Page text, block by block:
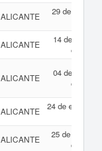
ALICANTE
29 de abril de
ALICANTE
14 de febrero
de 2003
ALICANTE
04 de febrero
de 2003
ALICANTE
24 de enero de
ALICANTE
25 de octubre
de 2002